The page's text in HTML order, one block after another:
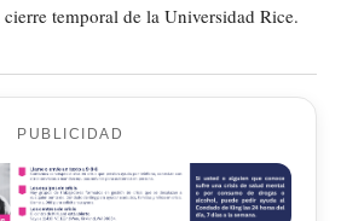
temporal de la Universidad Rice.
PUBLICIDAD